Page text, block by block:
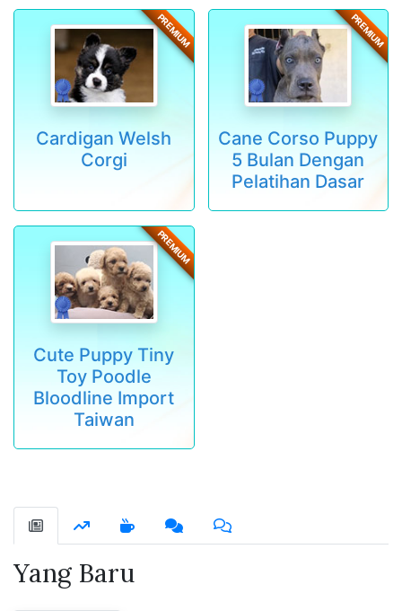
PREMIUM
Cardigan Welsh
Corgi
PREMIUM
Cane Corso Puppy
5 Bulan Dengan
Pelatihan Dasar
PREMIUM
Cute Puppy Tiny
Toy Poodle
Bloodline Import
Taiwan
Yang Baru